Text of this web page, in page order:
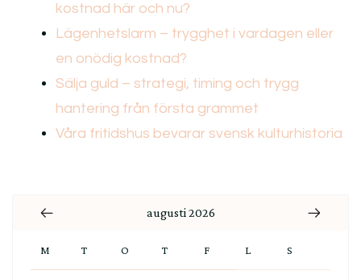
kostnad här och nu?
Lägenhetslarm – trygghet i vardagen eller
en onödig kostnad?
Sälja guld – strategi, timing och trygg
hantering från första grammet
Våra fritidshus bevarar svensk kulturhistoria
augusti 2026
M T O T F L S